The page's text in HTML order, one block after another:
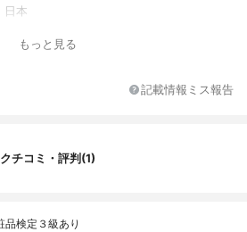
日本
水、グリセリン、トリ（カプリル酸／カプ
分解ヒアルロン酸、アセチルヒアルロン酸N
もっと見る
記載情報ミス報告
クチコミ・評判(1)
品検定３級あり